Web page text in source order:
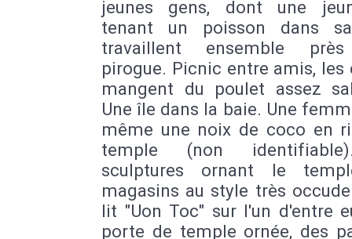
jeunes gens, dont une
tenant un poisson dans
travaillent ensemble
pirogue. Picnic entre amis, les
mangent du poulet assez
Une île dans la baie. Une
même une noix de coco en
temple (non
sculptures ornant le
magasins au style très
lit "Uon Toc" sur l'un d'entre
porte de temple ornée, des